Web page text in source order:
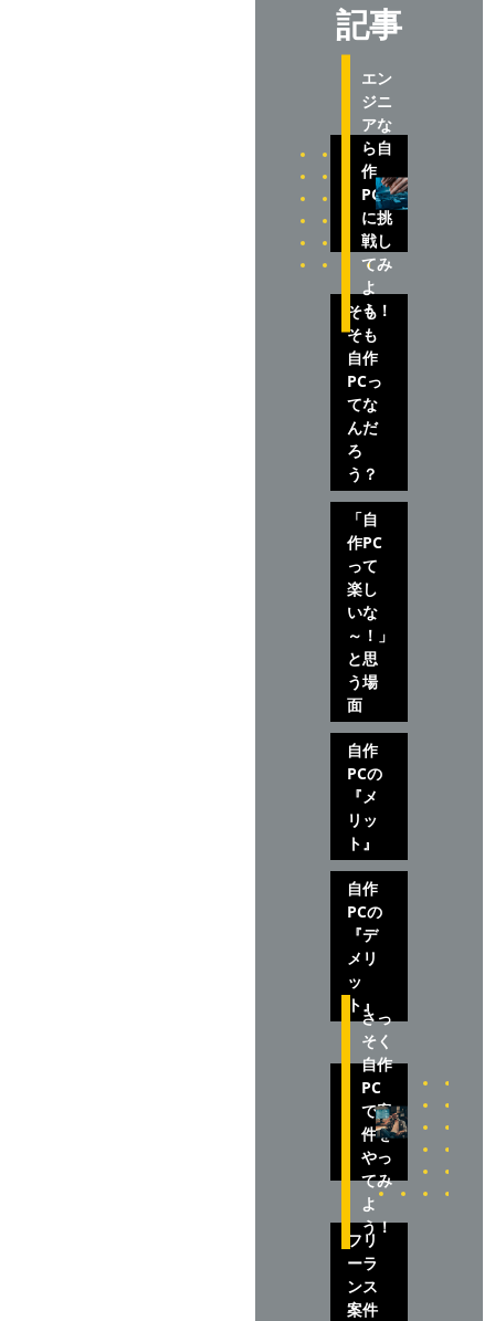
記事
エン
ジニ
アな
ら自
作
PC
に挑
戦し
てみ
よ
う！
そも
そも
自作
PCっ
てな
んだ
ろ
う？
「自
作PC
って
楽し
いな
～！」
と思
う場
面
自作
PCの
『メ
リッ
ト』
自作
PCの
『デ
メリ
ッ
ト』
さっ
そく
自作
PC
で案
件を
やっ
てみ
よ
う！
フリ
ーラ
ンス
案件